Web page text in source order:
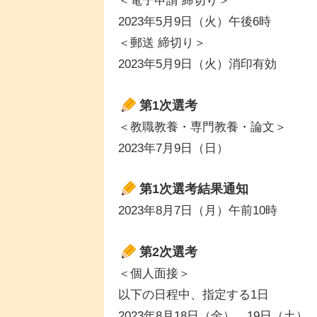
2023年5月9日（火）午後6時
＜郵送 締切り＞
2023年5月9日（火）消印有効
第1次選考
＜教職教養・専門教養・論文＞
2023年7月9日（日）
第1次選考結果通知
2023年8月7日（月）午前10時
第2次選考
＜個人面接＞
以下の日程中、指定する1日